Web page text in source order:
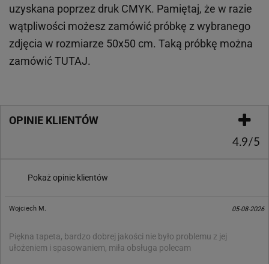
uzyskana poprzez druk CMYK. Pamiętaj, że w razie
wątpliwości możesz zamówić próbkę z wybranego
zdjęcia w rozmiarze 50x50 cm. Taką próbkę można
zamówićTUTAJ.
OPINIE KLIENTÓW
4.9/5
Pokaż opinie klientów
Wojciech M. 05-08-2026
Piękna tapeta, bardzo dobrej jakości nie było problemu z jej
ułożeniem i spasowaniem, miła obsługa polecam